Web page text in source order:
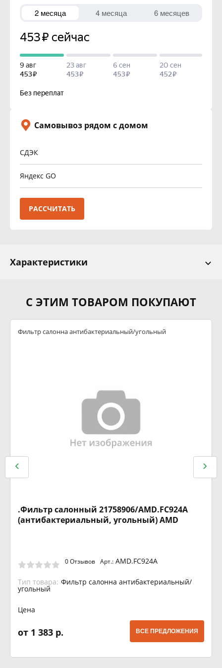
Самовывоз рядом с домом
СДЭК
Яндекс GO
РАССЧИТАТЬ
Характеристики
С ЭТИМ ТОВАРОМ ПОКУПАЮТ
Фильтр салонна антибактериальный/угольный
.Фильтр салонный 21758906/AMD.FC924A
(антибактериальный, угольный) AMD
0 Отзывов Арт.: AMD.FC924A
Тип товара: Фильтр салонна антибактериальный/
угольный
Цена
от 1 383 р. ВСЕ ПРЕДЛОЖЕНИЯ